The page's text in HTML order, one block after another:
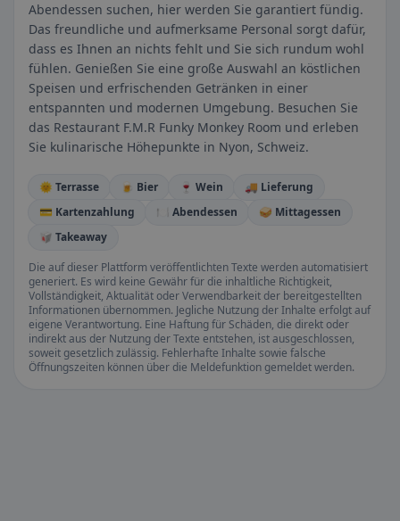
Abendessen suchen, hier werden Sie garantiert fündig.
Das freundliche und aufmerksame Personal sorgt dafür,
dass es Ihnen an nichts fehlt und Sie sich rundum wohl
fühlen. Genießen Sie eine große Auswahl an köstlichen
Speisen und erfrischenden Getränken in einer
entspannten und modernen Umgebung. Besuchen Sie
das Restaurant F.M.R Funky Monkey Room und erleben
Sie kulinarische Höhepunkte in Nyon, Schweiz.
🌞 Terrasse 🍺 Bier 🍷 Wein
🚚 Lieferung
💳 Kartenzahlung
🍽️ Abendessen
🥪 Mittagessen
🥡 Takeaway
Die auf dieser Plattform veröffentlichten Texte werden automatisiert
generiert. Es wird keine Gewähr für die inhaltliche Richtigkeit,
Vollständigkeit, Aktualität oder Verwendbarkeit der bereitgestellten
Informationen übernommen. Jegliche Nutzung der Inhalte erfolgt auf
eigene Verantwortung. Eine Haftung für Schäden, die direkt oder
indirekt aus der Nutzung der Texte entstehen, ist ausgeschlossen,
soweit gesetzlich zulässig. Fehlerhafte Inhalte sowie falsche
Öffnungszeiten können über die Meldefunktion gemeldet werden.